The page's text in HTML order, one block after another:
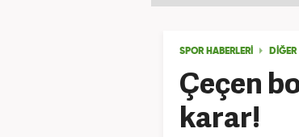
SPOR HABERLERİ
Çeçen
karar!